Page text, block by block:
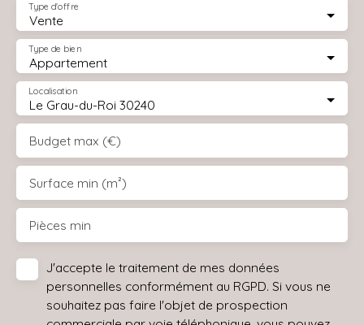
Vente
Type d'offre
Appartement
Type de bien
Le Grau-du-Roi 30240
Localisation
Budget max (€)
Surface min (m²)
Pièces min
J'accepte le traitement de mes données
personnelles conformément au RGPD. Si vous ne
souhaitez pas faire l'objet de prospection